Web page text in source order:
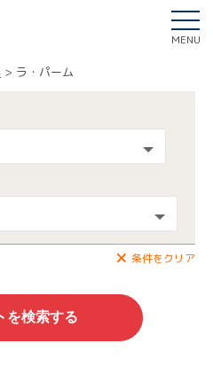
MENU
ラ・パーム
条件をクリア